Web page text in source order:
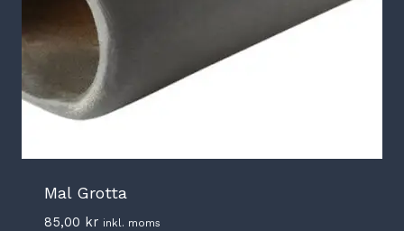
Mal Grotta
85,00 kr inkl. moms